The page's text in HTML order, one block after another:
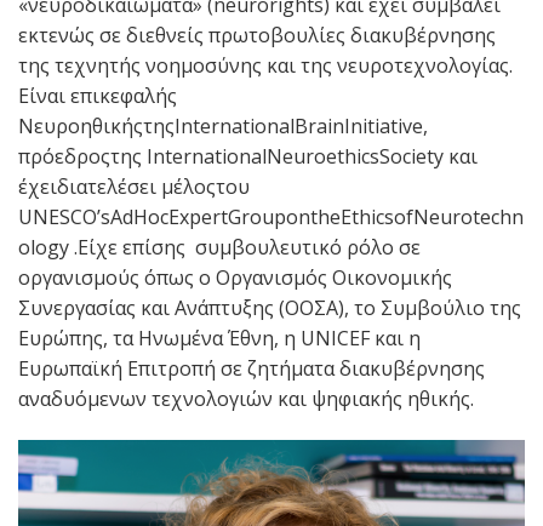
εκτενώς σε διεθνείς πρωτοβουλίες διακυβέρνησης
της τεχνητής νοημοσύνης και της νευροτεχνολογίας.
Είναι επικεφαλής
ΝευροηθικήςτηςInternationalBrainInitiative,
πρόεδροςτης InternationalNeuroethicsSociety και
έχειδιατελέσει μέλοςτoυ
UNESCO’sAdHocExpertGroupontheEthicsofNeurotechn
ology .Είχε επίσης συμβουλευτικό ρόλο σε
οργανισμούς όπως ο Οργανισμός Οικονομικής
Συνεργασίας και Ανάπτυξης (ΟΟΣΑ), το Συμβούλιο της
Ευρώπης, τα Ηνωμένα Έθνη, η UNICEF και η
Ευρωπαϊκή Επιτροπή σε ζητήματα διακυβέρνησης
αναδυόμενων τεχνολογιών και ψηφιακής ηθικής.